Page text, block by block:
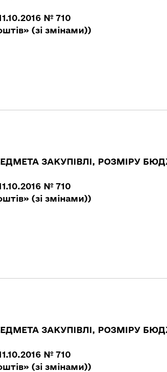
№ 710
(зі змінами))
ЗАКУПІВЛІ, РОЗМІРУ
№ 710
(зі змінами))
ЗАКУПІВЛІ, РОЗМІРУ
№ 710
(зі змінами))